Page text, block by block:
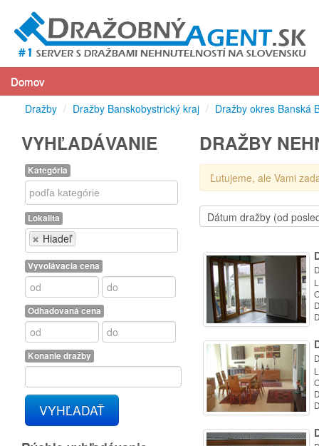
Domov
Dražby / Dražby Banskobystrický kraj / Dražby okres Banská
VYHĽADÁVANIE
Kategória
Kategória
Lokalita
Hiadeľ
Lokalita
Vyvolávacia cena
Odhadovaná cena
Konanie dražby
VYHĽADAŤ
DRAŽBY
Ľutujeme, ale Vami